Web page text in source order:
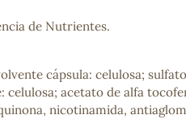
de Nutrientes.
cápsula: celulosa;
celulosa; acetato de alfa
nicotinamida,